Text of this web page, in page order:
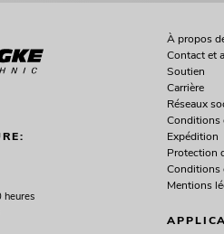
À propos
Contact et
Soutien
Carrière
Réseaux
Conditions
Expédition
Protection
Conditions
Mentions